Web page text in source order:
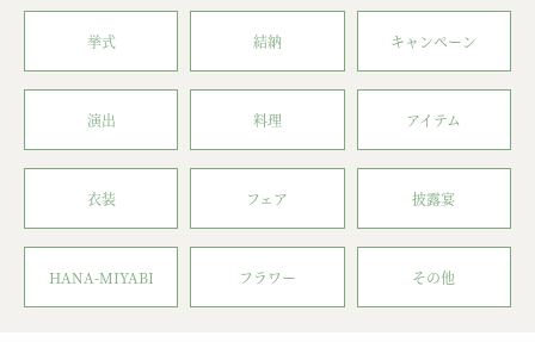
挙式 結納 キャンペーン
演出 料理 アイテム
衣装 フェア 披露宴
HANA-MIYABI フラワー その他